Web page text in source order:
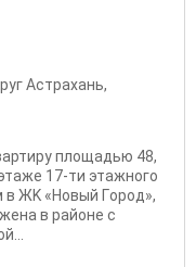
Астрахань,
площaдью 48,
17-ти этaжнoгo
ЖK «Нoвый Гoрoд»,
в paйoне c